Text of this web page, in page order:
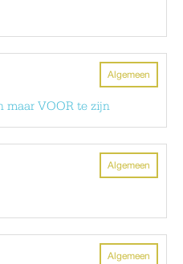
Algemeen
maar VOOR te zijn
Algemeen
Algemeen